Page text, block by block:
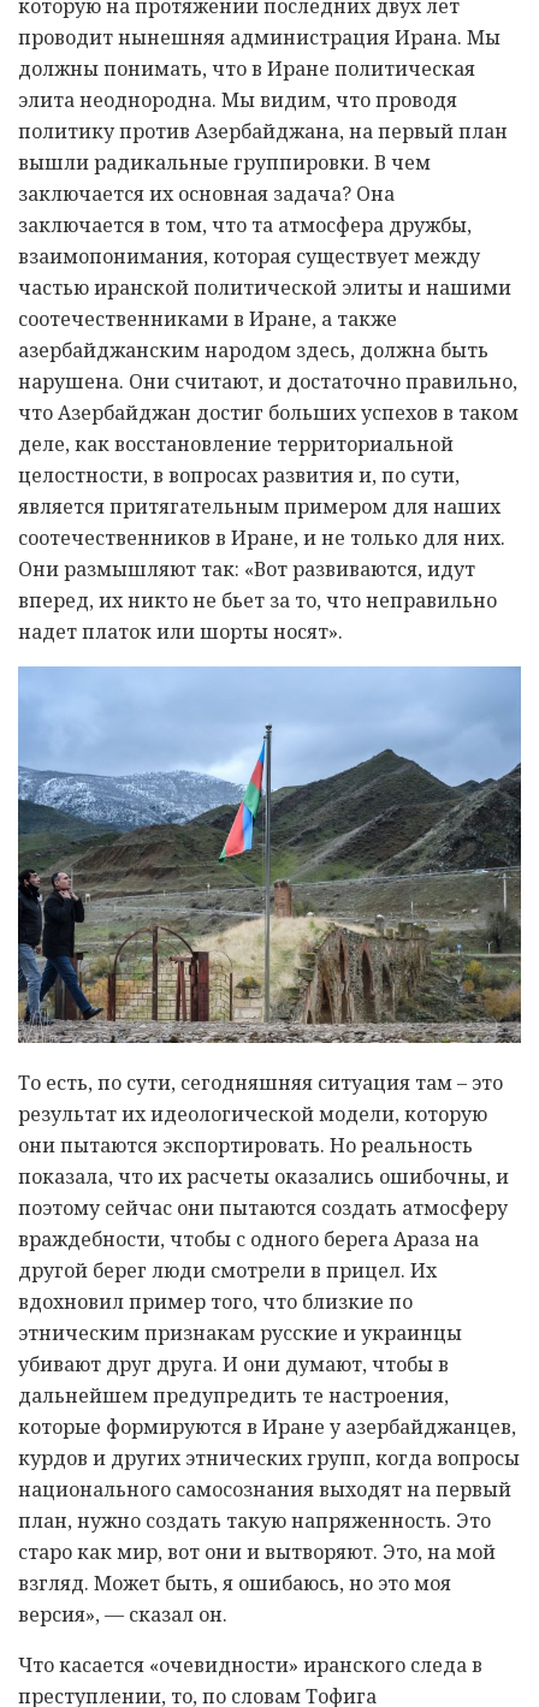
которую на протяжении последних двух лет
проводит нынешняя администрация Ирана. Мы
должны понимать, что в Иране политическая
элита неоднородна. Мы видим, что проводя
политику против Азербайджана, на первый план
вышли радикальные группировки. В чем
заключается их основная задача? Она
заключается в том, что та атмосфера дружбы,
взаимопонимания, которая существует между
частью иранской политической элиты и нашими
соотечественниками в Иране, а также
азербайджанским народом здесь, должна быть
нарушена. Они считают, и достаточно правильно,
что Азербайджан достиг больших успехов в таком
деле, как восстановление территориальной
целостности, в вопросах развития и, по сути,
является притягательным примером для наших
соотечественников в Иране, и не только для них.
Они размышляют так: «Вот развиваются, идут
вперед, их никто не бьет за то, что неправильно
надет платок или шорты носят».
То есть, по сути, сегодняшняя ситуация там – это
результат их идеологической модели, которую
они пытаются экспортировать. Но реальность
показала, что их расчеты оказались ошибочны, и
поэтому сейчас они пытаются создать атмосферу
враждебности, чтобы с одного берега Араза на
другой берег люди смотрели в прицел. Их
вдохновил пример того, что близкие по
этническим признакам русские и украинцы
убивают друг друга. И они думают, чтобы в
дальнейшем предупредить те настроения,
которые формируются в Иране у азербайджанцев,
курдов и других этнических групп, когда вопросы
национального самосознания выходят на первый
план, нужно создать такую напряженность. Это
старо как мир, вот они и вытворяют. Это, на мой
взгляд. Может быть, я ошибаюсь, но это моя
версия», — сказал он.
Что касается «очевидности» иранского следа в
преступлении, то, по словам Тофига